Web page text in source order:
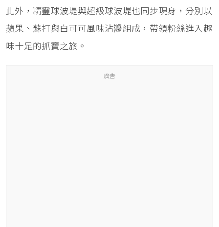
此外，精靈球波堤與超級球波堤也同步現身，分別以
蘋果、蘇打與白可可風味沾醬組成，帶領粉絲進入趣
味十足的抓寶之旅。
廣告